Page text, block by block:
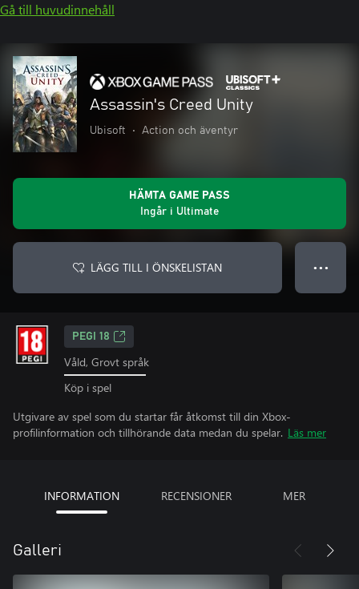
Gå till huvudinnehåll
Assassin's Creed Unity
Ubisoft • Action och äventyr
HÄMTA GAME PASS
Ingår i Ultimate
LÄGG TILL I ÖNSKELISTAN ● ● ●
PEGI 18
Våld, Grovt språk
Köp i spel
Utgivare av spel som du startar får åtkomst till din Xbox-
profilinformation och tillhörande data medan du spelar. Läs mer
INFORMATION RECENSIONER MER
Galleri